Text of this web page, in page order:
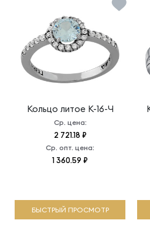
Кольцо литое К-16-Ч
Ср. цена:
2 721.18 ₽
Ср. опт. цена:
1 360.59 ₽
БЫСТРЫЙ ПРОСМОТР